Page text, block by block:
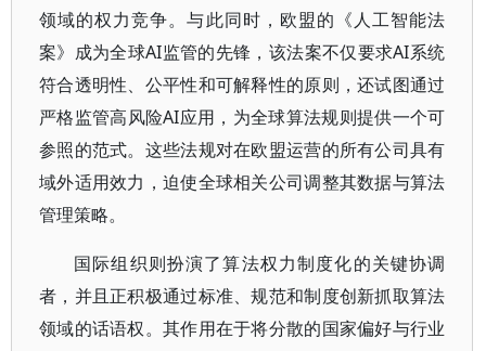
领域的权力竞争。与此同时，欧盟的《人工智能法
案》成为全球AI监管的先锋，该法案不仅要求AI系统
符合透明性、公平性和可解释性的原则，还试图通过
严格监管高风险AI应用，为全球算法规则提供一个可
参照的范式。这些法规对在欧盟运营的所有公司具有
域外适用效力，迫使全球相关公司调整其数据与算法
管理策略。
国际组织则扮演了算法权力制度化的关键协调
者，并且正积极通过标准、规范和制度创新抓取算法
领域的话语权。其作用在于将分散的国家偏好与行业